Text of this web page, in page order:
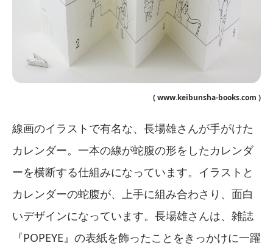
( www.keibunsha-books.com )
線画のイラストで有名な、長場雄さんが手がけた
カレンダー。一本の線が蛇腹の形をしたカレンダ
ーを横断する仕組みになっています。イラストと
カレンダーの蛇腹が、上手に組み合わさり、面白
いデザインになっています。長場雄さんは、雑誌
『POPEYE』の表紙を飾ったことをきっかけに一躍